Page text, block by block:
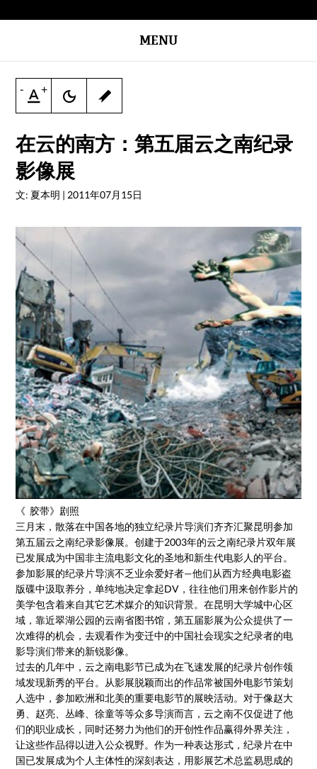
MENU
- +
在云的南方：第五届云之南纪录
影像展
文: 夏本明 | 2011年07月15日
《 胶带》剧照
三月末，散落在中国各地的独立纪录片导演们齐齐汇聚昆明参加
第五届云之南纪录影像展。创建于2003年的云之南纪录片双年展
已发展成为中国非主流电影文化的圣地和新生代电影人的平台。
参加影展的纪录片导演不乏业余爱好者—他们从西方经典电影盗
版碟中汲取养分，单纯地决定拿起DV，往往他们用来创作影片的
美学包含着来自其它艺术媒介的知识背景。在昆明大学城中心区
域，靠近翠湖公园的云南省图书馆，第五届影展为公众提供了一
次难得的机会，去观看作为变迁中的中国社会现实之纪录者的电
影导演们带来的新锐影像。
过去的几年中，云之南电影节已成为在飞速发展的纪录片创作领
域发现新秀的平台。从影展脱颖而出的作品常被国外电影节策划
人选中，参加欧洲和北美的重要电影节的展映活动。对于像赵大
勇、赵亮、丛峰、徐童等等众多导演而言，云之南不仅促进了他
们的职业成长，同时还努力为他们的开创性作品赢得外界关注，
让这些作品得以进入公众视野。作为一种表达形式，纪录片在中
国已发展成为个人主体性的深刻表达，用影展艺术总监易思成的